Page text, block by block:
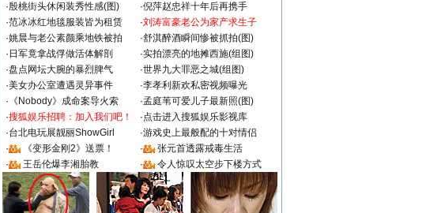
·殷桃街头休闲装秀性感(图) ·倪萍赵忠祥十年后再携手
·范冰冰红地毯服装皆为租赁 ·刘涛富豪老公为家产求生子
·姚晨与老公素颜乘地铁被拍 ·舒淇醉酒瞬间惨被抓拍(图)
· 日军竟拿战俘做活体解剖 ·实拍漂亮的地摊西施(组图)
·盘点网坛大腕的暴烈脾气 ·世界九大罪恶之城(组图)
·美女办公室遭遇灵异事件 ·李孝利新欢私密视频曝光
· 《Nobody》成命案导火索 ·孟庭苇可爱儿子最新照(图)
·搜狐娱乐招聘：加入我们吧！ ·点击进入搜狐娱乐影视库
·台北电玩展靓丽ShowGirl ·游戏史上最般配的十对情侣
·
《变形金刚2》送票！ ·
张元首透露戒毒生活
·
王岳伦爆李湘胎教 · 令人惊叹太空步下楼方式